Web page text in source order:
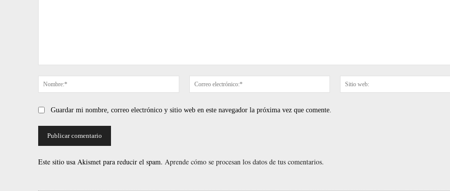
Nombre:*
Correo
electrónico:*
Guardar mi nombre, correo electrónico y sitio web en este navegador la próxima vez que comente.
Este sitio usa Akismet para reducir el spam. Aprende cómo se procesan los datos de tus comentarios.